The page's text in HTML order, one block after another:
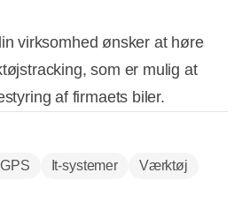
virksomhed ønsker at høre
som er mulig at
af firmaets biler.
GPS It-systemer Værktøj